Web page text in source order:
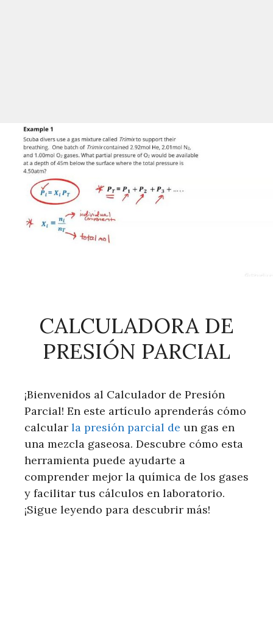
CALCULADORA DE
PRESIÓN PARCIAL
¡Bienvenidos al Calculador de Presión
Parcial! En este artículo aprenderás cómo
calcular la presión parcial de un gas en
una mezcla gaseosa. Descubre cómo esta
herramienta puede ayudarte a
comprender mejor la química de los gases
y facilitar tus cálculos en laboratorio.
¡Sigue leyendo para descubrir más!